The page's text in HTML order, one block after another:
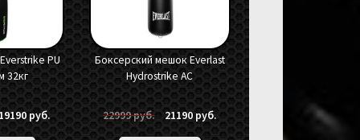
PU
32кг
19190руб.Текущая
цена:
Боксерский мешок Everlast
Hydrostrike AC
22999руб.Первоначальная
цена
21190руб.Текущая
цена: